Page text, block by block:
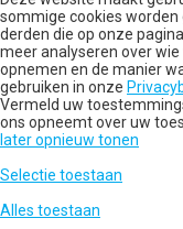
sommige cookies
derden die op onze
meer analyseren over
opnemen en de manier
gebruiken in onze
Vermeld uw
ons opneemt over uw
later opnieuw tonen
Selectie toestaan
Alles toestaan